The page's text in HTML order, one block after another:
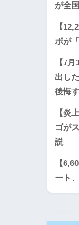
が全
【
ボが
【7
出し
後悔
【炎
ゴが
説
【
ート